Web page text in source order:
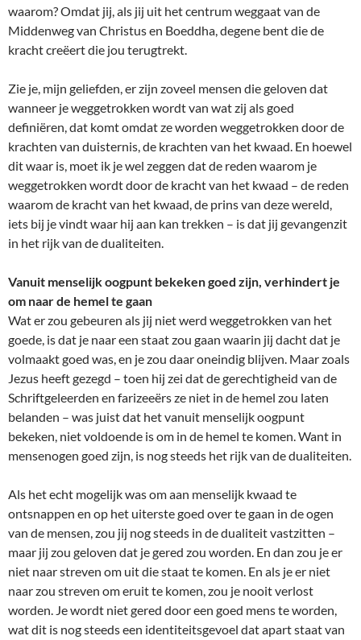
waarom? Omdat jij, als jij uit het centrum weggaat van de
Middenweg van Christus en Boeddha, degene bent die de
kracht creëert die jou terugtrekt.
Zie je, mijn geliefden, er zijn zoveel mensen die geloven dat
wanneer je weggetrokken wordt van wat zij als goed
definiëren, dat komt omdat ze worden weggetrokken door de
krachten van duisternis, de krachten van het kwaad. En hoewel
dit waar is, moet ik je wel zeggen dat de reden waarom je
weggetrokken wordt door de kracht van het kwaad – de reden
waarom de kracht van het kwaad, de prins van deze wereld,
iets bij je vindt waar hij aan kan trekken – is dat jij gevangenzit
in het rijk van de dualiteiten.
Vanuit menselijk oogpunt bekeken goed zijn, verhindert je
om naar de hemel te gaan
Wat er zou gebeuren als jij niet werd weggetrokken van het
goede, is dat je naar een staat zou gaan waarin jij dacht dat je
volmaakt goed was, en je zou daar oneindig blijven. Maar zoals
Jezus heeft gezegd – toen hij zei dat de gerechtigheid van de
Schriftgeleerden en farizeeërs ze niet in de hemel zou laten
belanden – was juist dat het vanuit menselijk oogpunt
bekeken, niet voldoende is om in de hemel te komen. Want in
mensenogen goed zijn, is nog steeds het rijk van de dualiteiten.
Als het echt mogelijk was om aan menselijk kwaad te
ontsnappen en op het uiterste goed over te gaan in de ogen
van de mensen, zou jij nog steeds in de dualiteit vastzitten –
maar jij zou geloven dat je gered zou worden. En dan zou je er
niet naar streven om uit die staat te komen. En als je er niet
naar zou streven om eruit te komen, zou je nooit verlost
worden. Je wordt niet gered door een goed mens te worden,
wat dit is nog steeds een identiteitsgevoel dat apart staat van